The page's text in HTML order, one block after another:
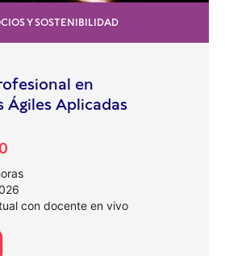
Y SOSTENIBILIDAD
en
Ágiles Aplicadas
con docente en vivo